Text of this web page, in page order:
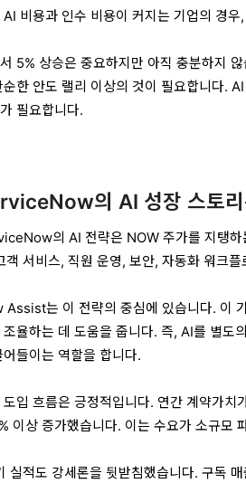
AI 비용과 인수 비용이 커지는 기업의 경
5% 상승은 중요하지만 아직 충분하지
순한 안도 랠리 이상의 것이 필요합니다.
필요합니다.
의 AI 성장 스토리
의 AI 전략은 NOW 주가를 지탱하
객 서비스, 직원 운영, 보안, 자동화 워크
Assist는 이 전략의 중심에 있습니다. 이
조율하는 데 도움을 줍니다. 즉, AI를 별도
어들이는 역할을 합니다.
도입 흐름은 긍정적입니다. 연간 계약가
이상 증가했습니다. 이는 수요가 소규모
실적도 강세론을 뒷받침했습니다. 구독